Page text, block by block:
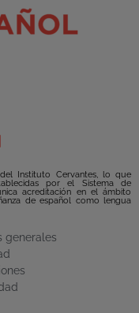
Instituto Cervantes, lo que
por el Sistema de
acreditación en el ámbito
de español como lengua
generales